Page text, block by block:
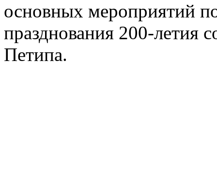
основных мероприятий
празднования 200-летия
Петипа.